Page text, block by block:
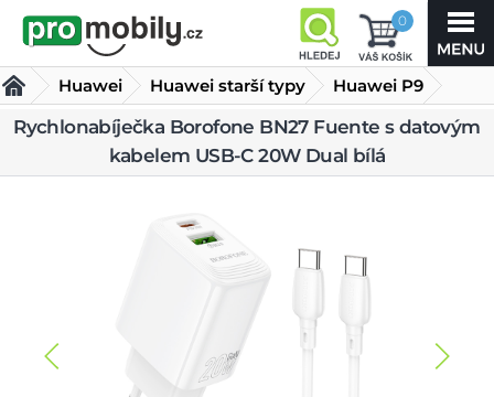
0
Huawei Huawei starší typy
Huawei P9
Nabíječky Huawei P9
Rychlonabíječka Borofone BN27
Fuente s datovým kabelem USB-
Rychlonabíječka Borofone BN27 Fuente s datovým
kabelem USB-C 20W Dual bílá